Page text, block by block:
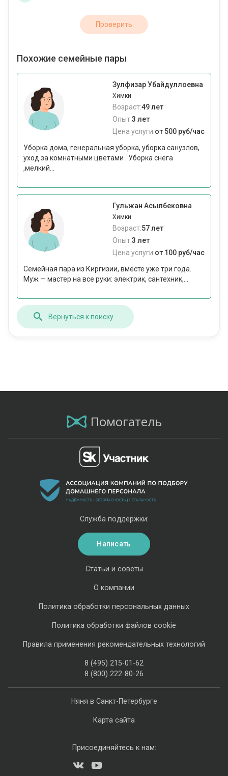
Проверить
Похожие семейные пары
Зулфизар Убайдуллоевна
Химки
Возраст:49 лет
Опыт:3 лет
Цена услуги:от 500 руб/час
Уборка дома, генеральная уборка, уборка санузлов,
уход за комнатными цветами . Уборка снега
,мелкий...
Гульжан Асылбековна
Химки
Возраст:57 лет
Опыт:3 лет
Цена услуги:от 100 руб/час
Семейная пара из Киргизии, вместе уже три года.
Муж — мастер на все руки: электрик, сантехник,...
Вернуться к поиску
Помогатель
Няня в Санкт-Петербурге
Карта сайта
Статьи и советы
О компании
Политика обработки персональных данных
Политика обработки файлов cookie
Правила применения рекомендательных технологий
8 (495) 215-01-62
8 (800) 222-80-26
Служба поддержки:
Написать
Присоединяйтесь к нам: